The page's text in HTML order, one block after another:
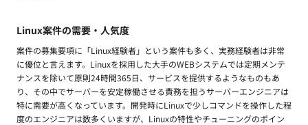
Linux案件の需要・人気度
案件の募集要項に「Linux経験者」という案件も多く、実務経験者は非常
に優位と言えます。Linuxを採用した大手のWEBシステムでは定期メンテ
ナンスを除いて原則24時間365日、サービスを提供するようなものもあ
り、その中でサーバーを安定稼働させる責務を担うサーバーエンジニアは
特に需要が高くなっています。開発時にLinuxで少しコマンドを操作した程
度のエンジニアは数多くいますが、Linuxの特性やチューニングのポイン